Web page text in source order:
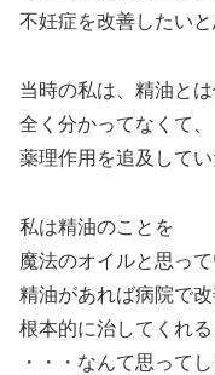
不妊症を改善したいと
当時の私は、精油と
全く分かってなくて、
薬理作用を追及してい
私は精油のことを
魔法のオイルと思って
精油があれば病院で
根本的に治してくれる
・・・なんて思って